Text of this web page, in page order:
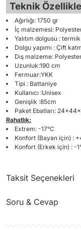
Teknik
Ağırlığı: 1750 gr
İç malzemesi:
Yalıtım dolgusu :
Dolgu yapımı : Çift
Dış malzeme:
Uzunluk:190 cm
Fermuar:YKK
Tipi : Battaniye
Kullanıcı :Unisex
Genişlik :85cm
Paket Ebatları:
Rahatlık:
Extrem: -17°C
Konfort (Bayan için) :
Konfort (Erkek için) : -
Taksit Seçenekleri
Soru & Cevap